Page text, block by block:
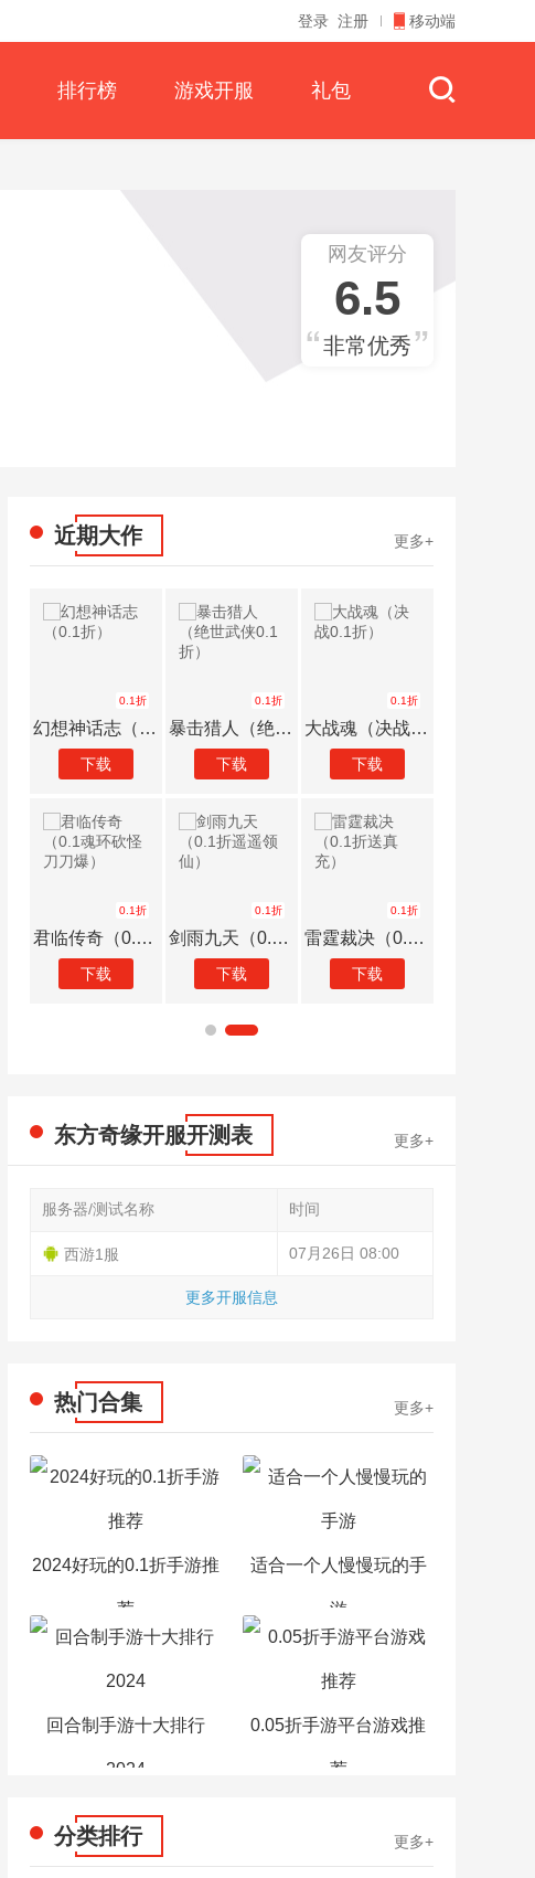
登录 注册 移动端
排行榜 游戏开服 礼包
网友评分
6.5
非常优秀
近期大作 更多+
0.1折
幻想神话志（0.1折）
下载
0.1折
暴击猎人（绝世武侠0.1折）
下载
0.1折
大战魂（决战0.1折）
下载
0.1折
君临传奇（0.1魂环砍怪刀刀爆）
下载
0.1折
剑雨九天（0.1折遥遥领仙）
下载
0.1折
雷霆裁决（0.1折送真充）
下载
东方奇缘开服开测表 更多+
更多开服信息
服务器/测试名称 时间
西游1服 07月26日 08:00
热门合集 更多+
2024好玩的0.1折手游推
荐
适合一个人慢慢玩的手
游
回合制手游十大排行
2024
0.05折手游平台游戏推
荐
分类排行 更多+